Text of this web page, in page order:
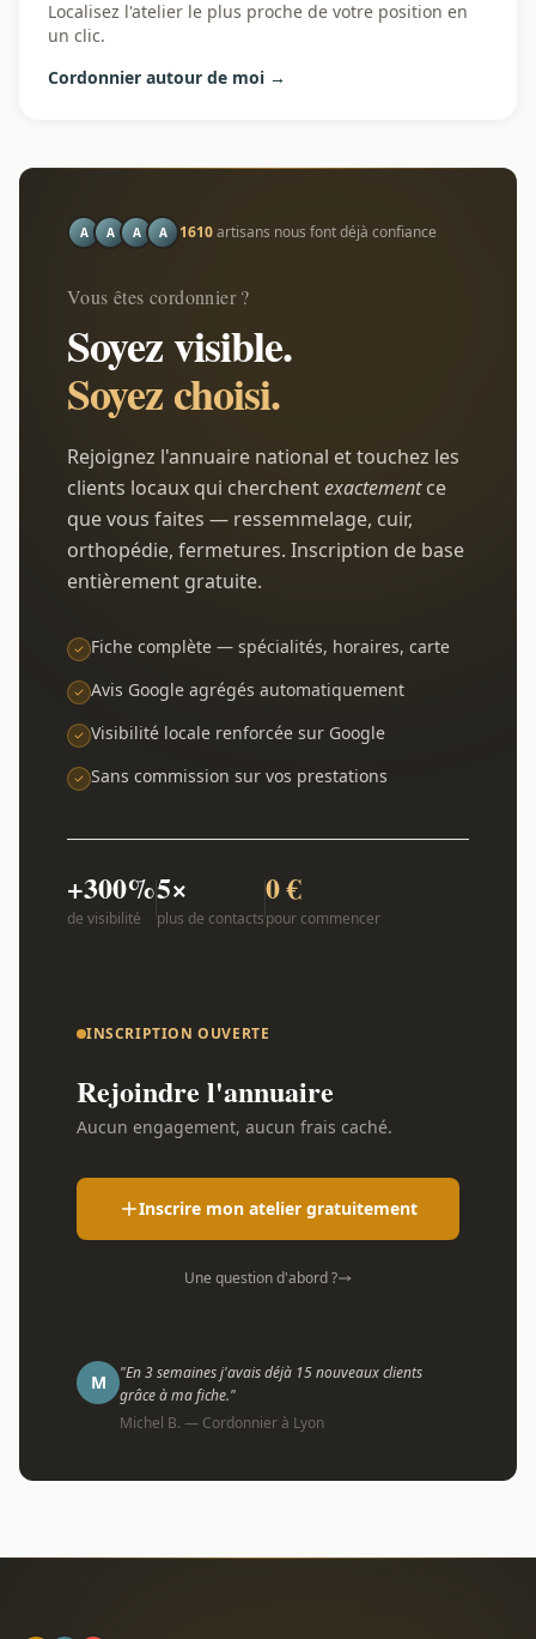
Localisez l'atelier le plus proche de votre position en
un clic.
Cordonnier autour de moi →
A A A A 1610artisans nous font déjà confiance
Vous êtes cordonnier ?
Soyez visible.
Soyez choisi.
Rejoignez l'annuaire national et touchez les
clients locaux qui cherchentexactementce
que vous faites — ressemmelage, cuir,
orthopédie, fermetures. Inscription de base
entièrement gratuite.
Fiche complète — spécialités, horaires, carte
Avis Google agrégés automatiquement
Visibilité locale renforcée sur Google
Sans commission sur vos prestations
+300%
de visibilité
5×
plus de contacts
0 €
pour commencer
INSCRIPTION OUVERTE
Rejoindre l'annuaire
Aucun engagement, aucun frais caché.
Inscrire mon atelier gratuitement
Une question d'abord ?
M
"En 3 semaines j'avais déjà 15 nouveaux clients
grâce à ma fiche."
Michel B. — Cordonnier à Lyon